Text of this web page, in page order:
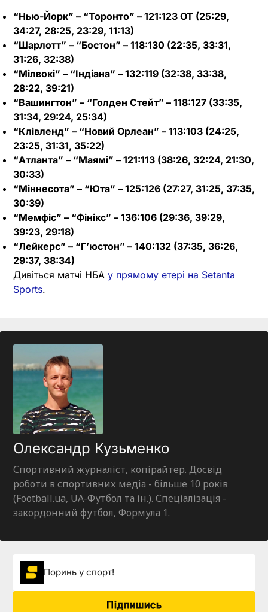
“Нью-Йорк” – “Торонто” – 121:123 OT (25:29,
34:27, 28:25, 23:29, 11:13)
“Шарлотт” – “Бостон” – 118:130 (22:35, 33:31,
31:26, 32:38)
“Мілвокі” – “Індіана” – 132:119 (32:38, 33:38,
28:22, 39:21)
“Вашингтон” – “Голден Стейт” – 118:127 (33:35,
31:34, 29:24, 25:34)
“Клівленд” – “Новий Орлеан” – 113:103 (24:25,
23:25, 31:31, 35:22)
“Атланта” – “Маямі” – 121:113 (38:26, 32:24, 21:30,
30:33)
“Міннесота” – “Юта” – 125:126 (27:27, 31:25, 37:35,
30:39)
“Мемфіс” – “Фінікс” – 136:106 (29:36, 39:29,
39:23, 29:18)
“Лейкерс” – “Г’юстон” – 140:132 (37:35, 36:26,
29:37, 38:34)
Дивіться матчі НБА у прямому етері на Setanta
Sports.
Олександр Кузьменко
Спортивний журналіст, копірайтер. Досвід
роботи в спортивних медіа - більше 10 років
(Football.ua, UA-Футбол та ін.). Спеціалізація -
закордонний футбол, Формула 1.
Поринь у спорт!
Підпишись